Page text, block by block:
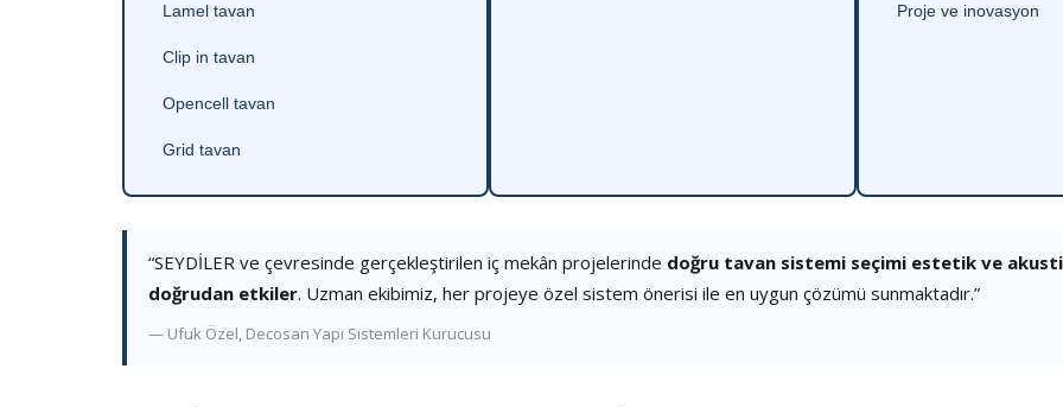
Lamel tavan
Clip in tavan
Opencell tavan
Grid tavan
Proje ve inovasyon
“SEYDİLER ve çevresinde gerçekleştirilen iç mekân projelerinde doğru tavan sistemi seçimi estetik ve
doğrudan etkiler. Uzman ekibimiz, her projeye özel sistem önerisi ile en uygun çözümü sunmaktadır.”
— Ufuk Özel, Decosan Yapı Sistemleri Kurucusu